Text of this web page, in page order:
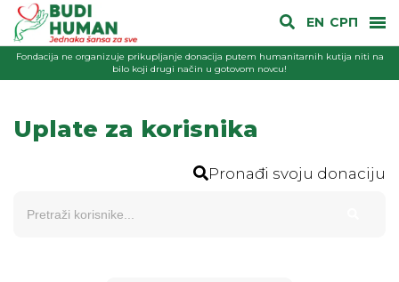
EN СРП
Fondacija ne organizuje prikupljanje donacija putem humanitarnih kutija niti na
bilo koji drugi način u gotovom novcu!
Uplate za korisnika
Pronađi svoju donaciju